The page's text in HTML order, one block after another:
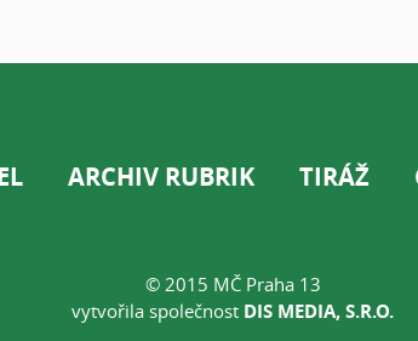
ARCHIV RUBRIK TIRÁŽ
© 2015 MČ Praha 13
vytvořila společnost DIS MEDIA, S.R.O.